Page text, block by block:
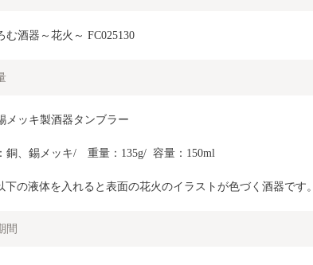
む酒器～花火～ FC025130
メッキ製酒器タンブラー
銅、錫メッキ/　重量：135g/  容量：150ml
下の液体を入れると表面の花火のイラストが色づく酒器です。
間